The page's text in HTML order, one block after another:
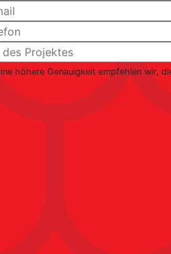
höhere Genauigkeit empfehlen wir,